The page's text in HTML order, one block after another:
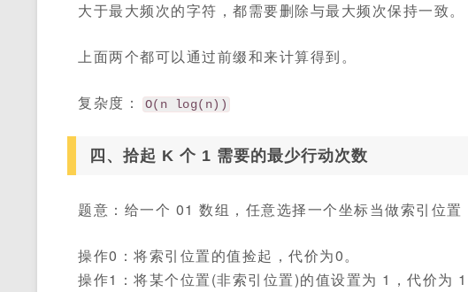
大于最大频次的字符，都需要删除与最大频次保持一致。
上面两个都可以通过前缀和来计算得到。
复杂度： O(n log(n))
四、拾起 K 个 1 需要的最少行动次数
题意：给一个 01 数组，任意选择一个坐标当做索引位置
操作0：将索引位置的值捡起，代价为0。
操作1：将某个位置(非索引位置)的值设置为 1，代价为 1